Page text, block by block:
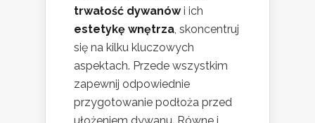
trwałość dywanówi ich
estetykę wnętrza, skoncentruj
się na kilku kluczowych
aspektach. Przede wszystkim
zapewnij odpowiednie
przygotowanie podłoża przed